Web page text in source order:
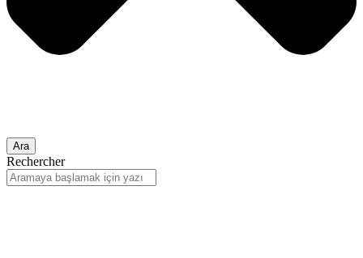
Ara
Rechercher